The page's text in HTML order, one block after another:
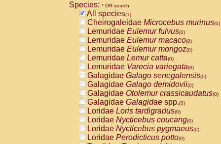
CebidaeCebus capucinus
CebidaeCebus nigrivittatus
CebidaeCebus spp.(0)
CebidaeSaimiri boliviensis(0)
CebidaeSaimiri sciureus(0)
AtelidaeAlouatta caraya(0)
AtelidaeAlouatta fusca(0)
AtelidaeAlouatta seniculus(0)
AtelidaeAlouattaspp.(0)
AtelidaeAteles belzebuth(0)
AtelidaeAteles geoffroyi(0)
AtelidaeAteles paniscus(0)
AtelidaeAtelesspp.(0)
AtelidaeLagothrix lagothricha(0)
AtelidaeLagothrix lagothricha cana
PitheciidaeCacajao calvus
Species: * OR search
All species(1)
Cheirogaleidae Microcebus murinus(0)
Lemuridae Eulemur fulvus(0)
Lemuridae Eulemur macaco(0)
Lemuridae Eulemur mongoz(0)
Lemuridae Lemur catta(0)
Lemuridae Varecia variegata(0)
Galagidae Galago senegalensis(0)
Galagidae Galago demidovii(0)
Galagidae Otolemur crassicaudatus(0)
Galagidae Galagidae spp.(0)
Loridae Loris tardigradus(0)
Loridae Nycticebus coucang(0)
Loridae Nycticebus pygmaeus(0)
Loridae Perodicticus potto(0)